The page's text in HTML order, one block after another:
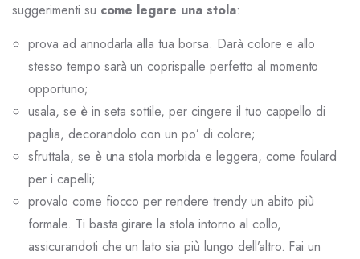
suggerimenti su come legare una stola:
prova ad annodarla alla tua borsa. Darà colore e allo
stesso tempo sarà un coprispalle perfetto al momento
opportuno;
usala, se è in seta sottile, per cingere il tuo cappello di
paglia, decorandolo con un po’ di colore;
sfruttala, se è una stola morbida e leggera, come foulard
per i capelli;
provalo come fiocco per rendere trendy un abito più
formale. Ti basta girare la stola intorno al collo,
assicurandoti che un lato sia più lungo dell’altro. Fai un